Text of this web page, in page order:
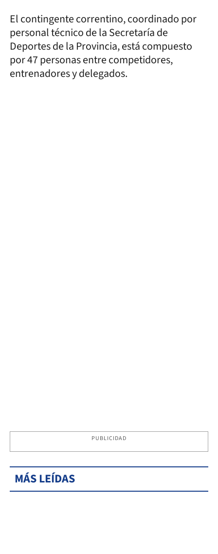
El contingente correntino, coordinado por
personal técnico de la Secretaría de
Deportes de la Provincia, está compuesto
por 47 personas entre competidores,
entrenadores y delegados.
PUBLICIDAD
MÁS LEÍDAS